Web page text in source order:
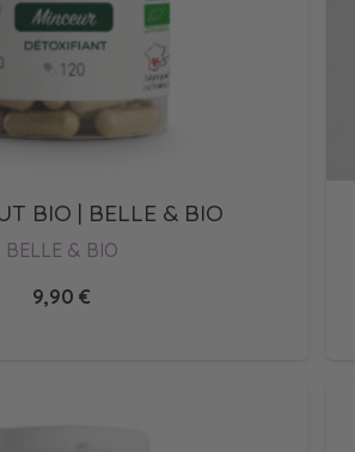
BIO | BELLE & BIO
BELLE & BIO
9,90€